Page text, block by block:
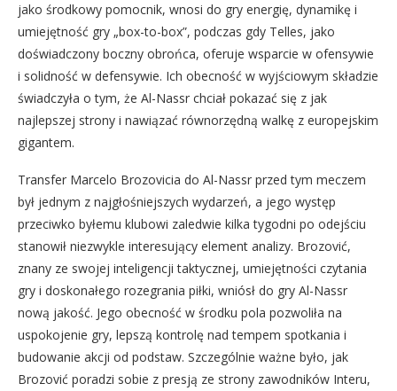
jako środkowy pomocnik, wnosi do gry energię, dynamikę i
umiejętność gry „box-to-box”, podczas gdy Telles, jako
doświadczony boczny obrońca, oferuje wsparcie w ofensywie
i solidność w defensywie. Ich obecność w wyjściowym składzie
świadczyła o tym, że Al-Nassr chciał pokazać się z jak
najlepszej strony i nawiązać równorzędną walkę z europejskim
gigantem.
Transfer Marcelo Brozovicia do Al-Nassr przed tym meczem
był jednym z najgłośniejszych wydarzeń, a jego występ
przeciwko byłemu klubowi zaledwie kilka tygodni po odejściu
stanowił niezwykle interesujący element analizy. Brozović,
znany ze swojej inteligencji taktycznej, umiejętności czytania
gry i doskonałego rozegrania piłki, wniósł do gry Al-Nassr
nową jakość. Jego obecność w środku pola pozwoliła na
uspokojenie gry, lepszą kontrolę nad tempem spotkania i
budowanie akcji od podstaw. Szczególnie ważne było, jak
Brozović poradzi sobie z presją ze strony zawodników Interu,